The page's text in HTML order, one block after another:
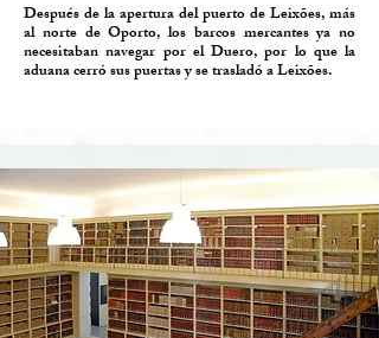
Después de la apertura del puerto de Leixões, más
al norte de Oporto, los barcos mercantes ya no
necesitaban navegar por el Duero, por lo que la
aduana cerró sus puertas y se trasladó a Leixões.